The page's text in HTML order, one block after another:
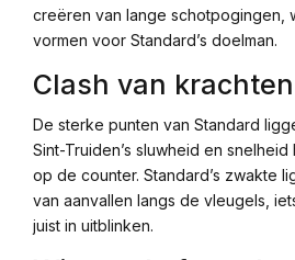
creëren van lange schotpogingen,
vormen voor Standard’s doelman.
Clash van krachten
De sterke punten van Standard
Sint-Truiden’s sluwheid en
op de counter. Standard’s zwakte
van aanvallen langs de vleugels,
juist in uitblinken.